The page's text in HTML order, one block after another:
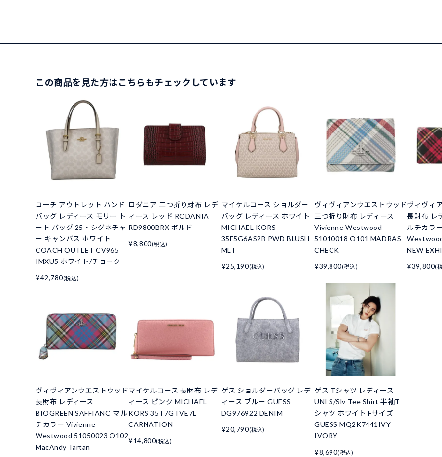
この商品を見た方はこちらもチェックしています
コーチ アウトレット ハンド
バッグ レディース モリー ト
ート バッグ 25・シグネチャ
ー キャンバス ホワイト
COACH OUTLET CV965
IMXU5 ホワイト/チョーク
¥42,780(税込)
ロダニア 二つ折り財布 レデ
ィース レッド RODANIA
RD9800BRX ボルド
¥8,800(税込)
マイケルコース ショルダー
バッグ レディース ホワイト
MICHAEL KORS
35F5G6AS2B PWD BLUSH
MLT
¥25,190(税込)
ヴィヴィアンウエストウッド
三つ折り財布 レディース
Vivienne Westwood
51010018 O101 MADRAS
CHECK
¥39,800(税込)
ヴィヴィ
長財布 レ
ルチカラ
NEW
¥39,800(
ヴィヴィアンウエストウッド
長財布 レディース
BIOGREEN SAFFIANO マル
チカラー Vivienne
Westwood 51050023 O102
MacAndy Tartan
マイケルコース 長財布 レデ
ィース ピンク MICHAEL
KORS 35T7GTVE7L
CARNATION
¥14,800(税込)
ゲス ショルダーバッグ レデ
ィース ブルー GUESS
DG976922 DENIM
¥20,790(税込)
ゲス Tシャツ レディース
UNI S/Slv Tee Shirt 半袖T
シャツ ホワイト Fサイズ
GUESS MQ2K7441IVY
IVORY
¥8,690(税込)